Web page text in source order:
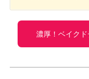
濃厚！ベイク